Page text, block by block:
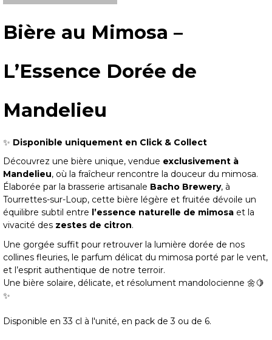
Bière au Mimosa –
L’Essence Dorée de
Mandelieu
✨ Disponible uniquement en Click & Collect
Découvrez une bière unique, vendue exclusivement à
Mandelieu, où la fraîcheur rencontre la douceur du mimosa.
Élaborée par la brasserie artisanale Bacho Brewery, à
Tourrettes-sur-Loup, cette bière légère et fruitée dévoile un
équilibre subtil entre l’essence naturelle de mimosa et la
vivacité des zestes de citron.
Une gorgée suffit pour retrouver la lumière dorée de nos
collines fleuries, le parfum délicat du mimosa porté par le vent,
et l’esprit authentique de notre terroir.
Une bière solaire, délicate, et résolument mandolocienne 🌼🍋
✨
Disponible en 33 cl à l'unité, en pack de 3 ou de 6.